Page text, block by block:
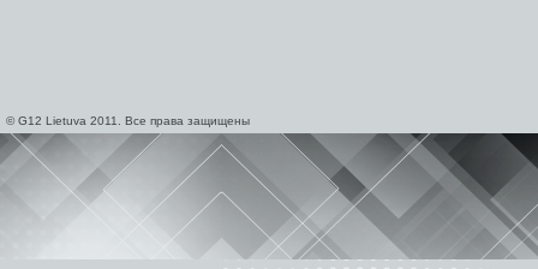
© G12 Lietuva 2011. Все права защищены